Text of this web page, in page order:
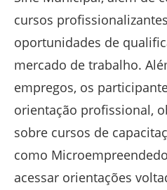
cursos
oportunidades de
mercado de trabalho.
empregos, os
orientação profissional,
sobre cursos de
como
acessar orientações